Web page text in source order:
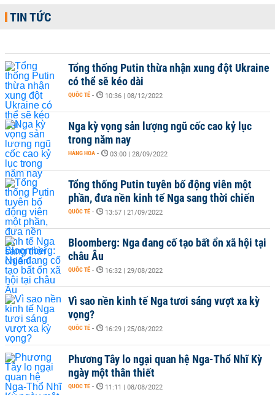
TIN TỨC
Tổng thống Putin thừa nhận xung đột Ukraine
có thể sẽ kéo dài
QUỐC TẾ - 10:36 | 08/12/2022
Nga kỳ vọng sản lượng ngũ cốc cao kỷ lục
trong năm nay
HÀNG HÓA - 03:00 | 28/09/2022
Tổng thống Putin tuyên bố động viên một
phần, đưa nền kinh tế Nga sang thời chiến
QUỐC TẾ - 13:57 | 21/09/2022
Bloomberg: Nga đang cố tạo bất ổn xã hội tại
châu Âu
QUỐC TẾ - 16:32 | 29/08/2022
Vì sao nền kinh tế Nga tươi sáng vượt xa kỳ
vọng?
QUỐC TẾ - 16:29 | 25/08/2022
Phương Tây lo ngại quan hệ Nga-Thổ Nhĩ Kỳ
ngày một thân thiết
QUỐC TẾ - 11:11 | 08/08/2022